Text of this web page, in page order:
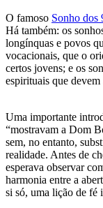
O famoso Sonho dos
Há também: os
longínquas e povos
vocacionais, que o
certos jovens; e os
espirituais que devem
Uma importante
“mostravam a Dom
sem, no entanto,
realidade. Antes de
esperava observar
harmonia entre a
si só, uma lição de fé